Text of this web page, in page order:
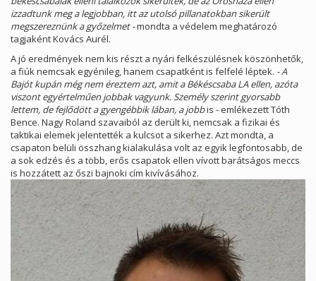
izzadtunk meg a legjobban, itt az utolsó pillanatokban sikerült
megszereznünk a győzelmet -mondta a védelem meghatározó
tagjaként Kovács Aurél.
A jó eredmények nem kis részt a nyári felkészülésnek köszönhetők,
a fiúk nemcsak egyénileg, hanem csapatként is felfelé léptek. - A
Bajót kupán még nem éreztem azt, amit a Békéscsaba LA ellen, azóta
viszont egyértelműen jobbak vagyunk. Személy szerint gyorsabb
lettem, de fejlődött a gyengébbik lában, a jobbis - emlékezett Tóth
Bence. Nagy Roland szavaiból az derült ki, nemcsak a fizikai és
taktikai elemek jelentették a kulcsot a sikerhez. Azt mondta, a
csapaton belüli összhang kialakulása volt az egyik legfontosabb, de
a sok edzés és a több, erős csapatok ellen vívott barátságos meccs
is hozzátett az őszi bajnoki cím kivívásához.